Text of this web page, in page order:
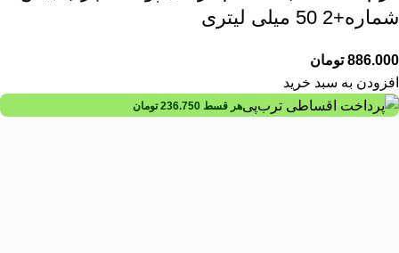
شماره+2 50 میلی لیتری
886.000 تومان
افزودن به سبد خرید
هر قسط 236.750 تومان